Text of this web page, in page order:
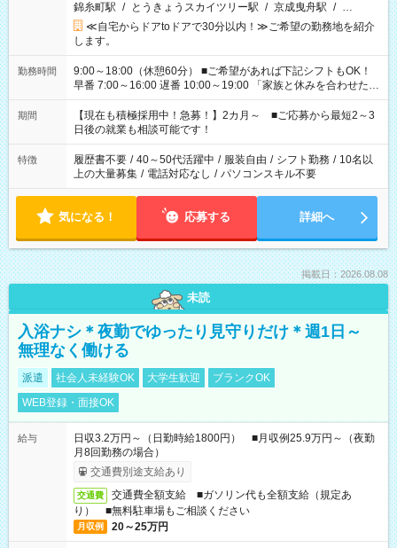
錦糸町駅 / とうきょうスカイツリー駅 / 京成曳舟駅 / …
≪自宅からドアtoドアで30分以内！≫ご希望の勤務地を紹介
します。
勤務時間
9:00～18:00（休憩60分） ■ご希望があれば下記シフトもOK！
早番 7:00～16:00 遅番 10:00～19:00 「家族と休みを合わせた
い」 「余裕を持って夕飯の準備がしたい」 「できれば残業はし
たくない」 など、ご希望を教えてくださいね。 ※Wワーク希望
の方へ 今ご覧のお仕事で希望する勤務時間と、もう1つのお仕事
の勤務時間。 合計で週40時間を超える場合は応募できません。
期間
【現在も積極採用中！急募！】2カ月～ ■ご応募から最短2～3
日後の就業も相談可能です！
特徴 履歴書不要 / 40～50代活躍中 / 服装自由 / シフト勤務 / 10名以
上の大量募集 / 電話対応なし / パソコンスキル不要
気になる！ 応募する 詳細へ
掲載日：2026.08.08
未読
入浴ナシ＊夜勤でゆったり見守りだけ＊週1日～
無理なく働ける
派遣 社会人未経験OK 大学生歓迎
ブランクOK
WEB登録・面接OK
給与
日収3.2万円～（日勤時給1800円） ■月収例25.9万円～（夜勤
月8回勤務の場合）
交通費別途支給あり
交通費
交通費全額支給 ■ガソリン代も全額支給（規定あ
り） ■無料駐車場もご相談ください
月収例 20～25万円